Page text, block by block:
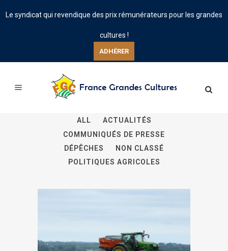
Le syndicat qui revendique des prix rémunérateurs pour les grandes
cultures !
ADHÉRER
ALL
ACTUALITÉS
COMMUNIQUÉS DE PRESSE
DÉPÊCHES
NON CLASSÉ
POLITIQUES AGRICOLES